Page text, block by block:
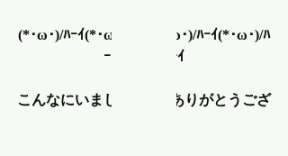
(*･ω･)/ﾊｰｲ(*･ω･)/ﾊｰｲ(*･ω･)/ﾊｰｲ(*･ω･)/ﾊ
ｰｲ(*･ω･)/ﾊｰｲ
こんなにいましたね(笑)ありがとうござ